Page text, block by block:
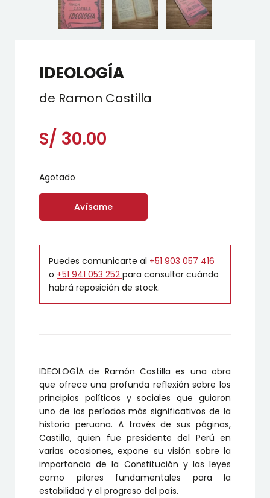
IDEOLOGÍA
de Ramon Castilla
S/ 30.00
Agotado
Avísame
Puedes comunicarte al +51 903 057 416
o +51 941 053 252 para consultar cuándo
habrá reposición de stock.
IDEOLOGÍA de Ramón Castilla es una obra
que ofrece una profunda reflexión sobre los
principios políticos y sociales que guiaron
uno de los períodos más significativos de la
historia peruana. A través de sus páginas,
Castilla, quien fue presidente del Perú en
varias ocasiones, expone su visión sobre la
importancia de la Constitución y las leyes
como pilares fundamentales para la
estabilidad y el progreso del país.